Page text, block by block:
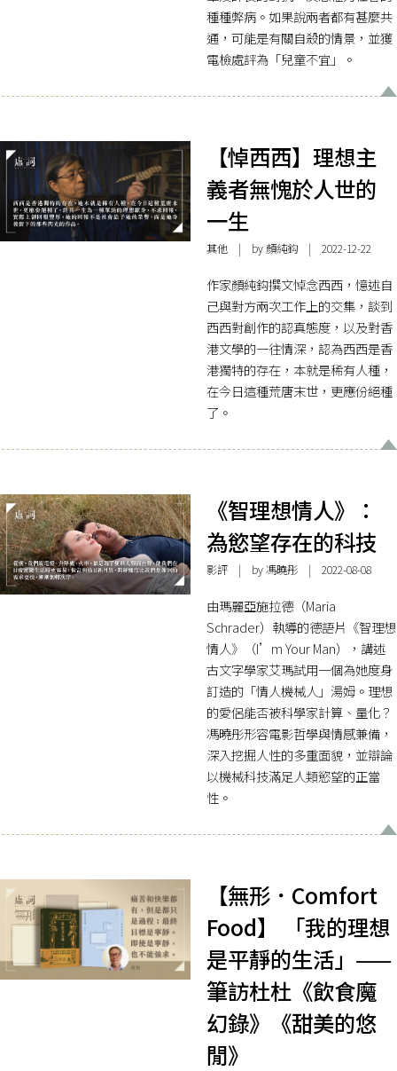
種種弊病。如果說兩者都有甚麼共
通，可能是有關自殺的情景，並獲
電檢處評為「兒童不宜」。
【悼西西】理想主
義者無愧於人世的
一生
其他| by顏純鈎| 2022-12-22
作家顏純鈎撰文悼念西西，憶述自
己與對方兩次工作上的交集，談到
西西對創作的認真態度，以及對香
港文學的一往情深，認為西西是香
港獨特的存在，本就是稀有人種，
在今日這種荒唐末世，更應份絕種
了。
《智理想情人》：
為慾望存在的科技
影評| by馮曉彤| 2022-08-08
由瑪麗亞施拉德（Maria
Schrader）執導的德語片《智理想
情人》（I’m Your Man），講述
古文字學家艾瑪試用一個為她度身
訂造的「情人機械人」湯姆。理想
的愛侶能否被科學家計算、量化？
馮曉彤形容電影哲學與情感兼備，
深入挖掘人性的多重面貌，並辯論
以機械科技滿足人類慾望的正當
性。
【無形．Comfort
Food】 「我的理想
是平靜的生活」——
筆訪杜杜《飲食魔
幻錄》《甜美的悠
閒》